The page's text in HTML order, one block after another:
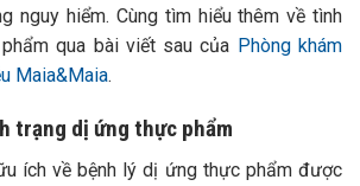
nguy hiểm. Cùng tìm hiểu thêm về tình
qua bài viết sau của Phòng khám
Maia&Maia.
trạng dị ứng thực phẩm
ích về bệnh lý dị ứng thực phẩm được